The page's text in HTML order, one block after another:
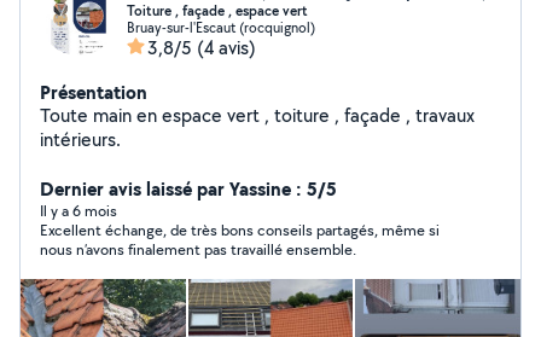
Toiture , façade , espace vert
Bruay-sur-l'Escaut (rocquignol)
3,8/5 (4 avis)
Présentation
Toute main en espace vert , toiture , façade , travaux
intérieurs.
Dernier avis laissé par Yassine : 5/5
Il y a 6 mois
Excellent échange, de très bons conseils partagés, même si
nous n’avons finalement pas travaillé ensemble.